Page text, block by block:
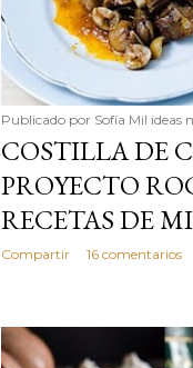
Publicado por Sofía Mil ideas
COSTILLA DE
PROYECTO
RECETAS DE
Compartir 16 comentarios